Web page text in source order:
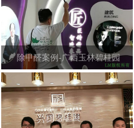
除甲醛案例-广西玉林碧桂园